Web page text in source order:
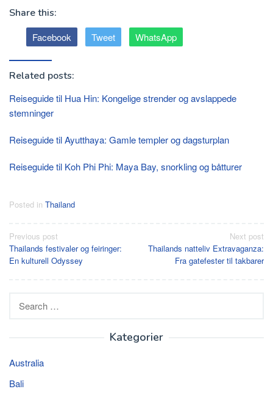
Share this:
Facebook Tweet WhatsApp
Related posts:
Reiseguide til Hua Hin: Kongelige strender og avslappede
stemninger
Reiseguide til Ayutthaya: Gamle templer og dagsturplan
Reiseguide til Koh Phi Phi: Maya Bay, snorkling og båtturer
Posted in Thailand
Post
navigation
Previous post
Thailands festivaler og feiringer:
En kulturell Odyssey
Next post
Thailands natteliv Extravaganza:
Fra gatefester til takbarer
for:
Kategorier
Australia
Bali